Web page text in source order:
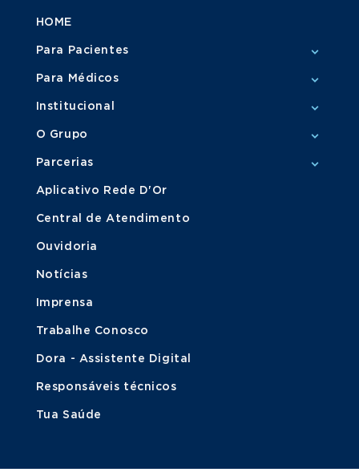
HOME
Para Pacientes
Para Médicos
Institucional
O Grupo
Parcerias
Aplicativo Rede D'Or
Central de Atendimento
Ouvidoria
Notícias
Imprensa
Trabalhe Conosco
Dora - Assistente Digital
Responsáveis técnicos
Tua Saúde